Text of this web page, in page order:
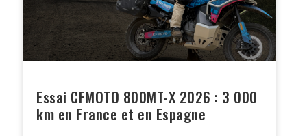
Essai CFMOTO 800MT-X 2026 : 3 000
km en France et en Espagne